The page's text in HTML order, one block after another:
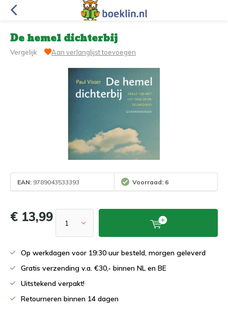
De hemel dichterbij
Vergelijk Aan verlanglijst toevoegen
EAN: 9789043533393 Voorraad: 6
€ 13,99
Op werkdagen voor 19:30 uur besteld, morgen geleverd
Gratis verzending v.a. €30,- binnen NL en BE
Uitstekend verpakt!
Retourneren binnen 14 dagen